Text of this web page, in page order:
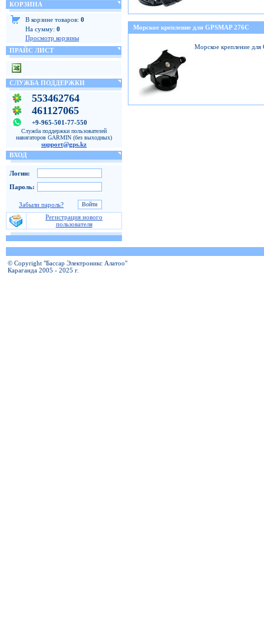
КОРЗИНА
В корзине товаров: 0
На сумму: 0
Просмотр корзины
ПРАЙС ЛИСТ
СЛУЖБА ПОДДЕРЖКИ
553462764
461127065
+9-965-501-77-550
Служба поддержки пользователей
навигаторов GARMIN (без выходных)
support@gps.kz
ВХОД
Логин:
Пароль:
Забыли пароль?
Регистрация нового
пользователя
Морское крепление для GPSMAP 276C
Морское крепление
© Copyright "Бассар Электроникс Алатоо"
Караганда 2005 - 2025 г.